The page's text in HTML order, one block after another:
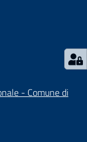
- Comune di